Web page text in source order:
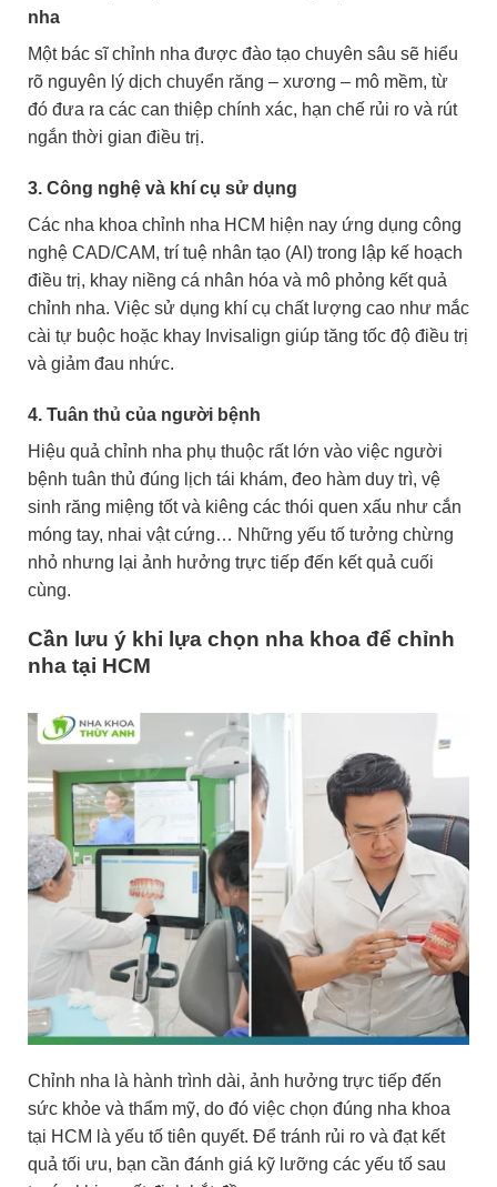
nha
Một bác sĩ chỉnh nha được đào tạo chuyên sâu sẽ hiểu
rõ nguyên lý dịch chuyển răng – xương – mô mềm, từ
đó đưa ra các can thiệp chính xác, hạn chế rủi ro và rút
ngắn thời gian điều trị.
3. Công nghệ và khí cụ sử dụng
Các nha khoa chỉnh nha HCM hiện nay ứng dụng công
nghệ CAD/CAM, trí tuệ nhân tạo (AI) trong lập kế hoạch
điều trị, khay niềng cá nhân hóa và mô phỏng kết quả
chỉnh nha. Việc sử dụng khí cụ chất lượng cao như mắc
cài tự buộc hoặc khay Invisalign giúp tăng tốc độ điều trị
và giảm đau nhức.
4. Tuân thủ của người bệnh
Hiệu quả chỉnh nha phụ thuộc rất lớn vào việc người
bệnh tuân thủ đúng lịch tái khám, đeo hàm duy trì, vệ
sinh răng miệng tốt và kiêng các thói quen xấu như cắn
móng tay, nhai vật cứng… Những yếu tố tưởng chừng
nhỏ nhưng lại ảnh hưởng trực tiếp đến kết quả cuối
cùng.
Cần lưu ý khi lựa chọn nha khoa để chỉnh
nha tại HCM
Chỉnh nha là hành trình dài, ảnh hưởng trực tiếp đến
sức khỏe và thẩm mỹ, do đó việc chọn đúng nha khoa
tại HCM là yếu tố tiên quyết. Để tránh rủi ro và đạt kết
quả tối ưu, bạn cần đánh giá kỹ lưỡng các yếu tố sau